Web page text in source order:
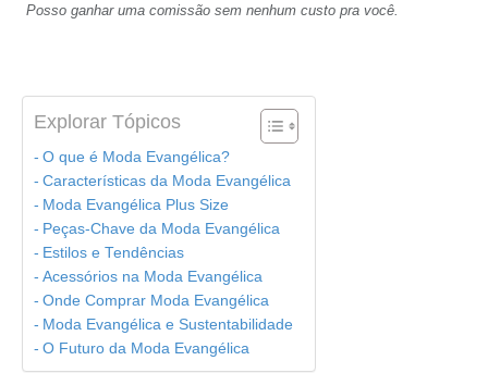
Posso ganhar uma comissão sem nenhum custo pra você.
Explorar Tópicos
O que é Moda Evangélica?
Características da Moda Evangélica
Moda Evangélica Plus Size
Peças-Chave da Moda Evangélica
Estilos e Tendências
Acessórios na Moda Evangélica
Onde Comprar Moda Evangélica
Moda Evangélica e Sustentabilidade
O Futuro da Moda Evangélica